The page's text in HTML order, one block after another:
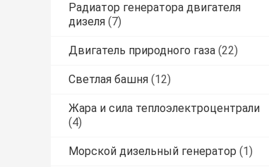
Радиатор генератора двигателя
дизеля (7)
Двигатель природного газа (22)
Светлая башня (12)
Жара и сила теплоэлектроцентрали
(4)
Морской дизельный генератор (1)